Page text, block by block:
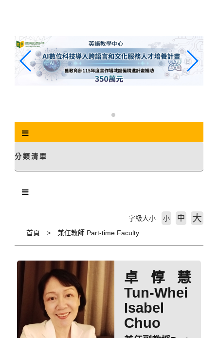
分類清單
首頁 兼任教師 Part-time Faculty
字級大小 小 中 大
卓惇慧
Tun-Whei
Isabel
Chuo